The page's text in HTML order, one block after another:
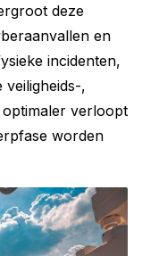
deze
en
incidenten,
veiligheids-,
verloopt
worden